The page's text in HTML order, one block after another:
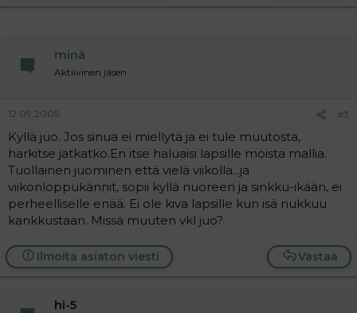
minä
Aktiivinen jäsen
12.09.2005 #3
Kyllä juo. Jos sinua ei miellytä ja ei tule muutosta,
harkitse jatkatko.En itse haluaisi lapsille moista mallia.
Tuollainen juominen että vielä viikolla...ja
viikonloppukännit, sopii kyllä nuoreen ja sinkku-ikään, ei
perheelliselle enää. Ei ole kiva lapsille kun isä nukkuu
kankkustaan. Missä muuten vkl juo?
Vastaa
Ilmoita asiaton viesti
hi-5